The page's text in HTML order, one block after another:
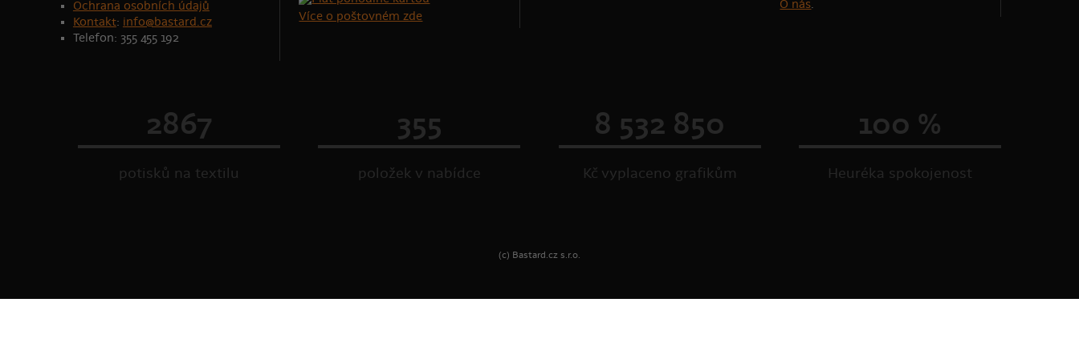
Ochrana osobních údajů
Kontakt: info@bastard.cz
Telefon: 355 455 192
Více o poštovném zde
O nás.
2867
potisků na textilu
355
položek v nabídce
8 532 850
Kč vyplaceno grafikům
100 %
Heuréka spokojenost
(c) Bastard.cz s.r.o.